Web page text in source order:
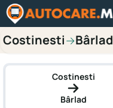
Costinesti→Bârlad
Costinesti
Bârlad